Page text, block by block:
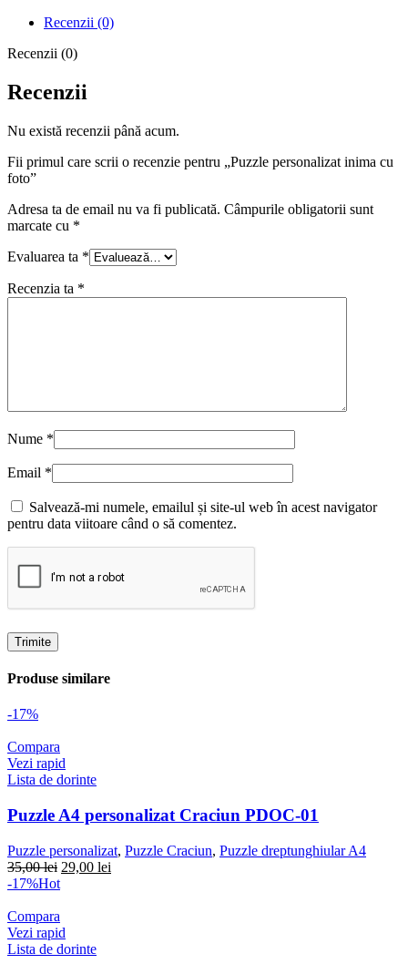
Recenzii (0)
Recenzii (0)
Recenzii
Nu există recenzii până acum.
Fii primul care scrii o recenzie pentru „Puzzle personalizat inima cu
foto”
Adresa ta de email nu va fi publicată. Câmpurile obligatorii sunt
marcate cu *
Evaluarea ta *
Recenzia ta *
Nume *
Email *
Salvează-mi numele, emailul și site-ul web în acest navigator
pentru data viitoare când o să comentez.
Produse similare
-17%
Compara
Vezi rapid
Lista de dorinte
Puzzle A4 personalizat Craciun PDOC-01
Puzzle personalizat, Puzzle Craciun, Puzzle dreptunghiular A4
35,00lei Prețul
35,00 lei.
29,00 lei
-17%Hot
Compara
Vezi rapid
Lista de dorinte